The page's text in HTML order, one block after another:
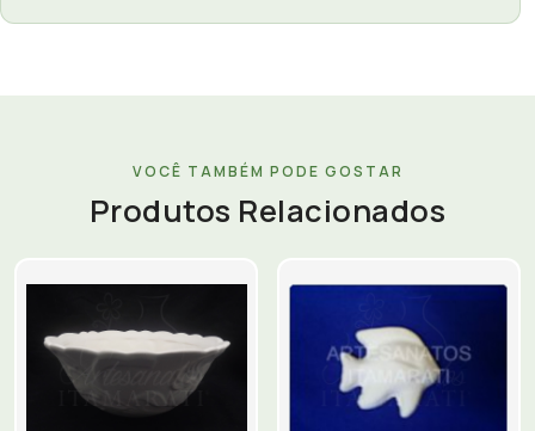
VOCÊ TAMBÉM PODE GOSTAR
Produtos Relacionados